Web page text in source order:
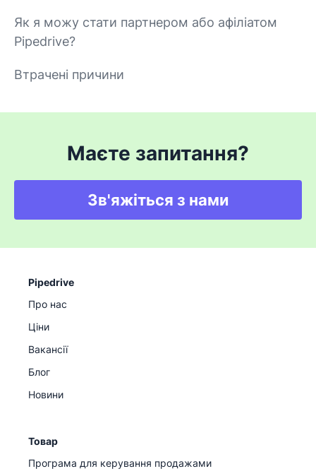
Як я можу стати партнером або афіліатом
Pipedrive?
Втрачені причини
Маєте запитання?
Зв'яжіться з нами
Pipedrive
Про нас
Ціни
Вакансії
Блог
Новини
Товар
Програма для керування продажами